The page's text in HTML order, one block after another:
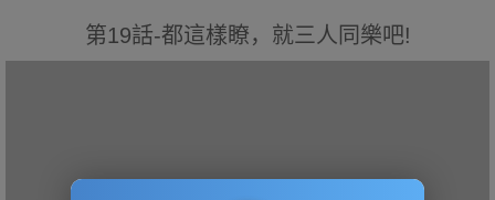
第19話-都這樣瞭，就三人同樂吧!